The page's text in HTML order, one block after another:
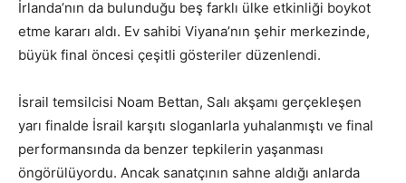
İrlanda’nın da bulunduğu beş farklı ülke etkinliği boykot
etme kararı aldı. Ev sahibi Viyana’nın şehir merkezinde,
büyük final öncesi çeşitli gösteriler düzenlendi.
İsrail temsilcisi Noam Bettan, Salı akşamı gerçekleşen
yarı finalde İsrail karşıtı sloganlarla yuhalanmıştı ve final
performansında da benzer tepkilerin yaşanması
öngörülüyordu. Ancak sanatçının sahne aldığı anlarda